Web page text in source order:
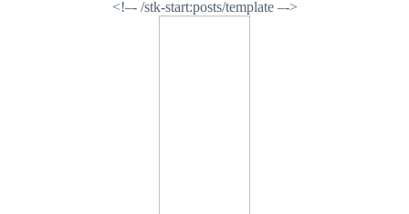
<!–- /stk-start:posts/template –->